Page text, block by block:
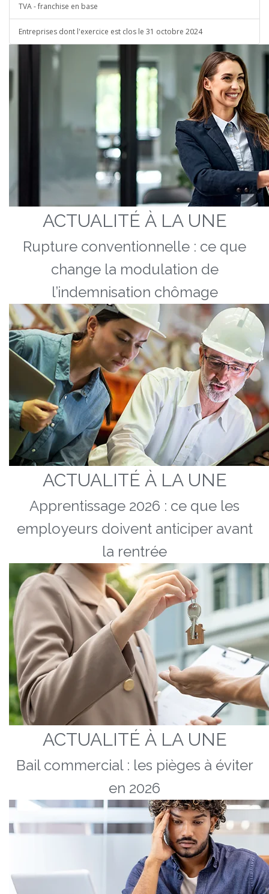
TVA - franchise en base
Entreprises dont l'exercice est clos le 31 octobre 2024
ACTUALITÉ À LA UNE
Rupture conventionnelle : ce que
change la modulation de
l’indemnisation chômage
ACTUALITÉ À LA UNE
Apprentissage 2026 : ce que les
employeurs doivent anticiper avant
la rentrée
ACTUALITÉ À LA UNE
Bail commercial : les pièges à éviter
en 2026